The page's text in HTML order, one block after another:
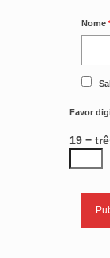
Nome
Favor
19 −